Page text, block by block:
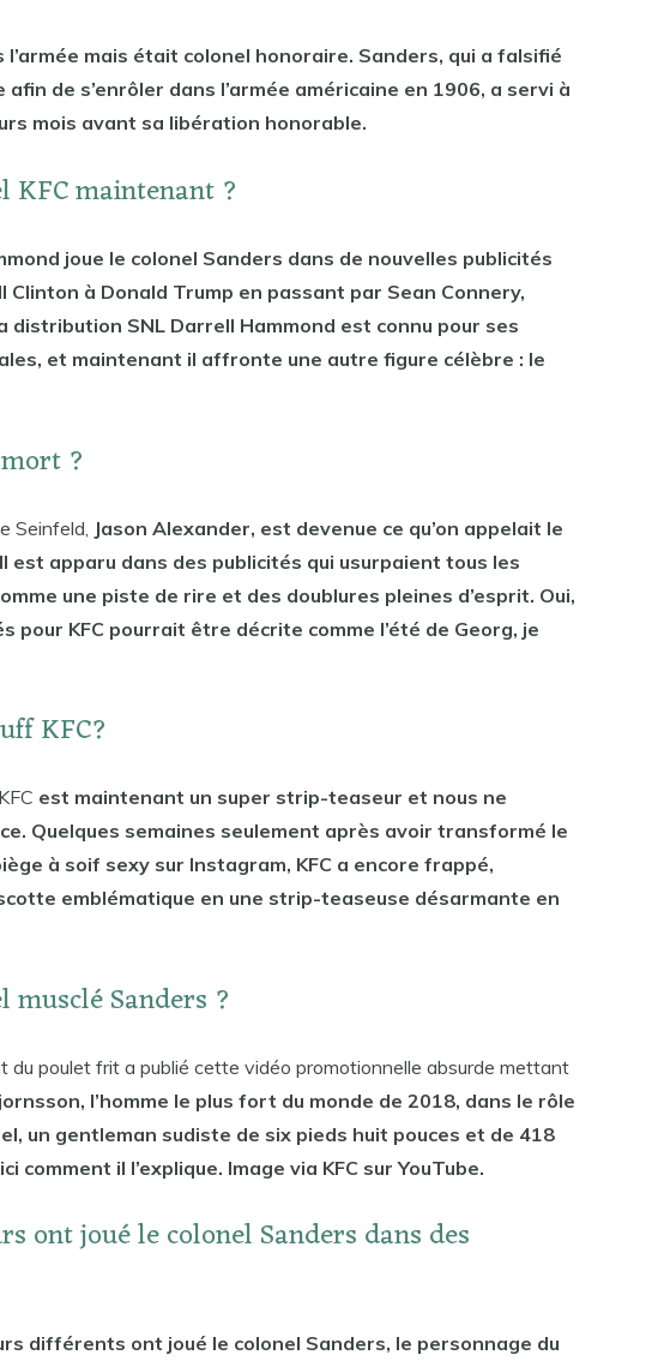
l’armée mais était colonel honoraire. Sanders, qui a falsifié
de s’enrôler dans l’armée américaine en 1906, a servi à
mois avant sa libération honorable.
KFC maintenant ?
joue le colonel Sanders dans de nouvelles publicités
Clinton à Donald Trump en passant par Sean Connery,
distribution SNL Darrell Hammond est connu pour ses
et maintenant il affronte une autre figure célèbre : le
?
Seinfeld, Jason Alexander, est devenue ce qu’on appelait le
est apparu dans des publicités qui usurpaient tous les
une piste de rire et des doublures pleines d’esprit. Oui,
pour KFC pourrait être décrite comme l’été de Georg, je
KFC?
est maintenant un super strip-teaseur et nous ne
Quelques semaines seulement après avoir transformé le
à soif sexy sur Instagram, KFC a encore frappé,
emblématique en une strip-teaseuse désarmante en
musclé Sanders ?
du poulet frit a publié cette vidéo promotionnelle absurde mettant
l’homme le plus fort du monde de 2018, dans le rôle
un gentleman sudiste de six pieds huit pouces et de 418
comment il l’explique. Image via KFC sur YouTube.
ont joué le colonel Sanders dans des
différents ont joué le colonel Sanders, le personnage du